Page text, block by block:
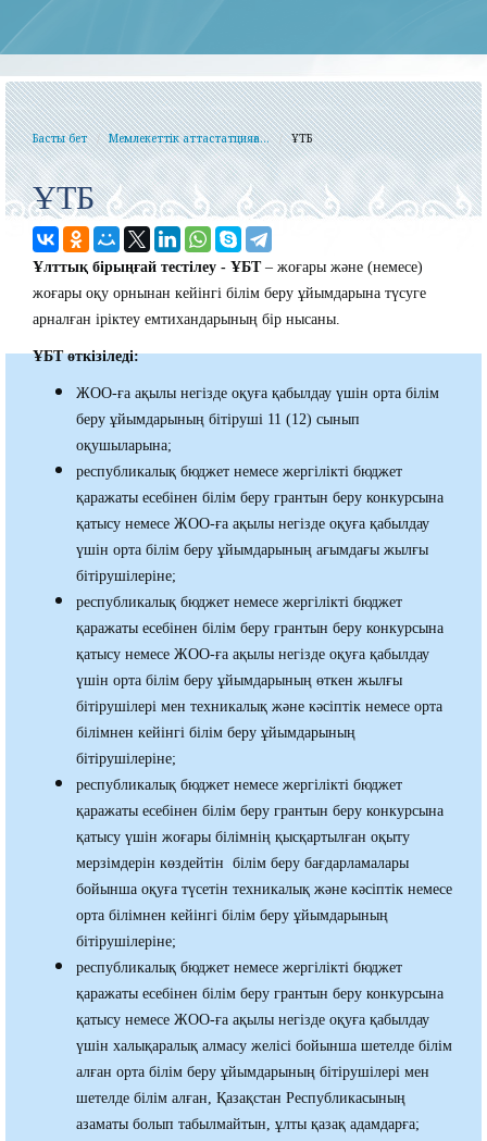
Басты бет Мемлекеттік аттастатцияға... ҰТБ
ҰТБ
Ұлттық бірыңғай тестілеу - ҰБТ– жоғары және (немесе)
жоғары оқу орнынан кейінгі білім беру ұйымдарына түсуге
арналған іріктеу емтихандарының бір нысаны.
ҰБТ өткізіледі:
ЖОО-ға ақылы негізде оқуға қабылдау үшін орта білім
беру ұйымдарының бітіруші 11 (12) сынып
оқушыларына;
республикалық бюджет немесе жергілікті бюджет
қаражаты есебінен білім беру грантын беру конкурсына
қатысу немесе ЖОО-ға ақылы негізде оқуға қабылдау
үшін орта білім беру ұйымдарының ағымдағы жылғы
бітірушілеріне;
республикалық бюджет немесе жергілікті бюджет
қаражаты есебінен білім беру грантын беру конкурсына
қатысу немесе ЖОО-ға ақылы негізде оқуға қабылдау
үшін орта білім беру ұйымдарының өткен жылғы
бітірушілері мен техникалық және кәсіптік немесе орта
білімнен кейінгі білім беру ұйымдарының
бітірушілеріне;
республикалық бюджет немесе жергілікті бюджет
қаражаты есебінен білім беру грантын беру конкурсына
қатысу үшін жоғары білімнің қысқартылған оқыту
мерзімдерін көздейтін білім беру бағдарламалары
бойынша оқуға түсетін техникалық және кәсіптік немесе
орта білімнен кейінгі білім беру ұйымдарының
бітірушілеріне;
республикалық бюджет немесе жергілікті бюджет
қаражаты есебінен білім беру грантын беру конкурсына
қатысу немесе ЖОО-ға ақылы негізде оқуға қабылдау
үшін халықаралық алмасу желісі бойынша шетелде білім
алған орта білім беру ұйымдарының бітірушілері мен
шетелде білім алған, Қазақстан Республикасының
азаматы болып табылмайтын, ұлты қазақ адамдарға;